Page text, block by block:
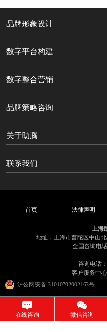
品牌形象设计
数字平台构建
数字整合营销
品牌策略咨询
关于助腾
联系我们
首页 法律声明
上海
地址：上海市普陀区中山
全国咨询电
咨询电话
客户服务中心
沪公网安备 31010702002163号
在线咨询 微信咨询